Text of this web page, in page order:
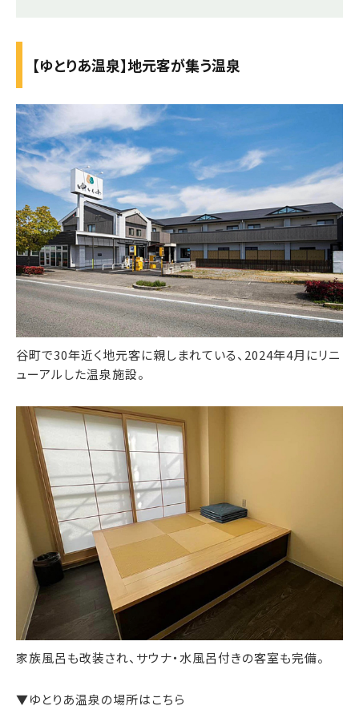
【ゆとりあ温泉】地元客が集う温泉
谷町で30年近く地元客に親しまれている、2024年4月にリニ
ューアルした温泉施設。
家族風呂も改装され、サウナ・水風呂付きの客室も完備。
▼ゆとりあ温泉の場所はこちら